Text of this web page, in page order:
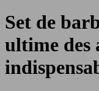
Set de
ultime des